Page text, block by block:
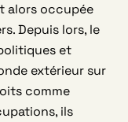
alors occupée
Depuis lors, le
et
extérieur sur
comme
ils